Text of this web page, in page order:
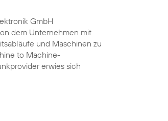
GmbH
dem Unternehmen mit
und Maschinen zu
to Machine-
erwies sich